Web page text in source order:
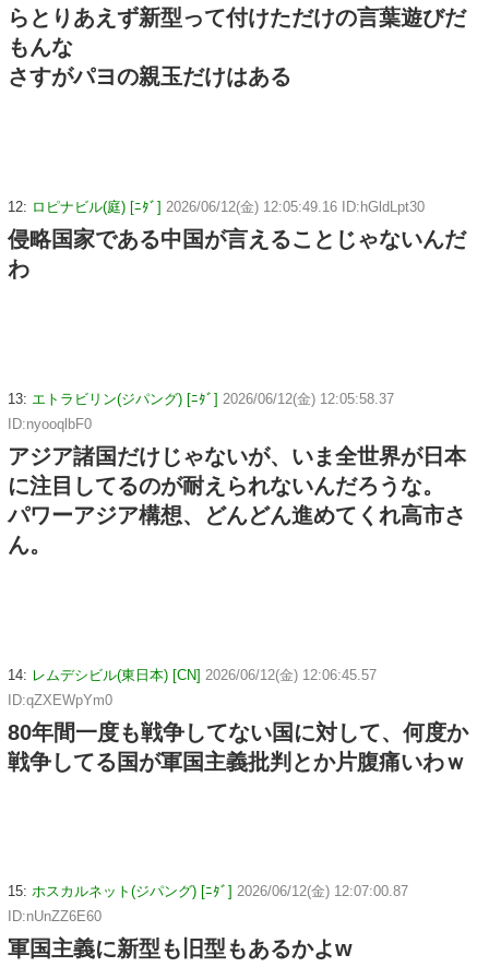
らとりあえず新型って付けただけの言葉遊びだ
もんな
さすがパヨの親玉だけはある
12: ロピナビル(庭) [ﾆﾀﾞ] 2026/06/12(金) 12:05:49.16 ID:hGldLpt30
侵略国家である中国が言えることじゃないんだ
わ
13: エトラビリン(ジパング) [ﾆﾀﾞ] 2026/06/12(金) 12:05:58.37
ID:nyooqlbF0
アジア諸国だけじゃないが、いま全世界が日本
に注目してるのが耐えられないんだろうな。
パワーアジア構想、どんどん進めてくれ高市さ
ん。
14: レムデシビル(東日本) [CN] 2026/06/12(金) 12:06:45.57
ID:qZXEWpYm0
80年間一度も戦争してない国に対して、何度か
戦争してる国が軍国主義批判とか片腹痛いわｗ
15: ホスカルネット(ジパング) [ﾆﾀﾞ] 2026/06/12(金) 12:07:00.87
ID:nUnZZ6E60
軍国主義に新型も旧型もあるかよw